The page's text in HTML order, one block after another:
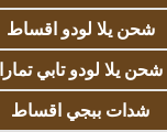
شحن يلا لودو اقساط
شحن يلا لودو تابي تمارا
شدات ببجي اقساط